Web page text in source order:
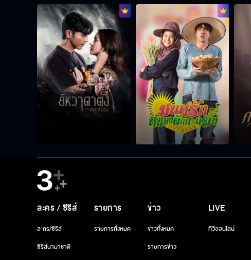
ละคร / ซีรีส์
ละคร/ซีรีส์
ซีรีส์นานาชาติ
รายการ
รายการทั้งหมด
ข่าว
ข่าวทั้งหมด
รายการข่าว
LIVE
ทีวีออนไลน์